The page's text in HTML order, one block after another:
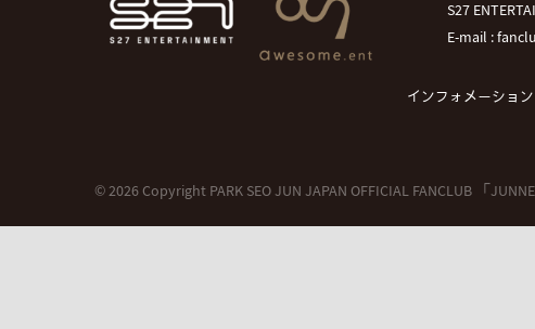
S27
E-mail :
インフォメーション
© 2026 Copyright PARK SEO JUN JAPAN OFFICIAL FANCLUB 「